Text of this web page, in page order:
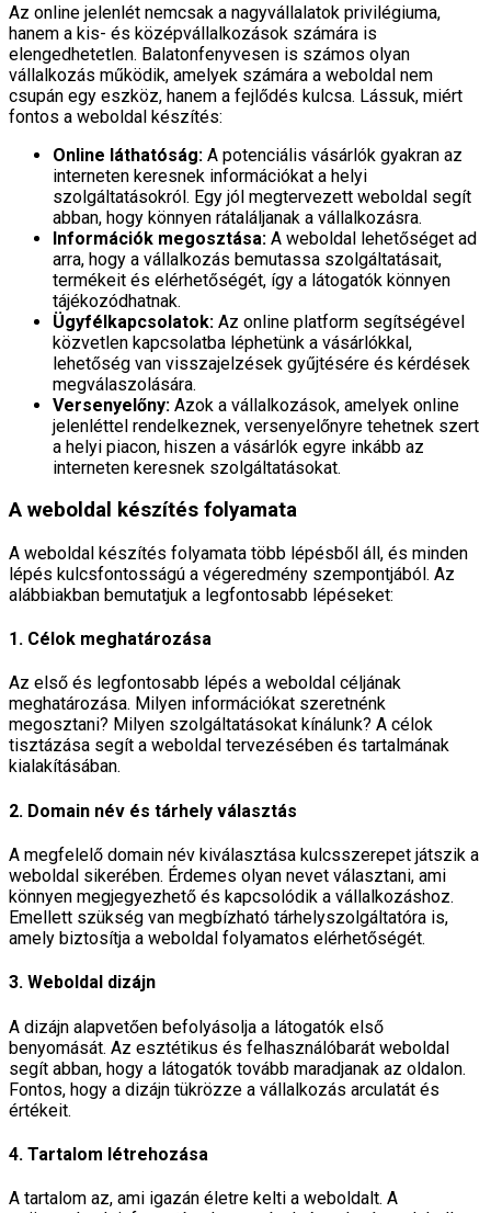
Az online jelenlét nemcsak a nagyvállalatok privilégiuma,
hanem a kis- és középvállalkozások számára is
elengedhetetlen. Balatonfenyvesen is számos olyan
vállalkozás működik, amelyek számára a weboldal nem
csupán egy eszköz, hanem a fejlődés kulcsa. Lássuk, miért
fontos a weboldal készítés:
Online láthatóság: A potenciális vásárlók gyakran az
interneten keresnek információkat a helyi
szolgáltatásokról. Egy jól megtervezett weboldal segít
abban, hogy könnyen rátaláljanak a vállalkozásra.
Információk megosztása: A weboldal lehetőséget ad
arra, hogy a vállalkozás bemutassa szolgáltatásait,
termékeit és elérhetőségét, így a látogatók könnyen
tájékozódhatnak.
Ügyfélkapcsolatok: Az online platform segítségével
közvetlen kapcsolatba léphetünk a vásárlókkal,
lehetőség van visszajelzések gyűjtésére és kérdések
megválaszolására.
Versenyelőny: Azok a vállalkozások, amelyek online
jelenléttel rendelkeznek, versenyelőnyre tehetnek szert
a helyi piacon, hiszen a vásárlók egyre inkább az
interneten keresnek szolgáltatásokat.
A weboldal készítés folyamata
A weboldal készítés folyamata több lépésből áll, és minden
lépés kulcsfontosságú a végeredmény szempontjából. Az
alábbiakban bemutatjuk a legfontosabb lépéseket:
1. Célok meghatározása
Az első és legfontosabb lépés a weboldal céljának
meghatározása. Milyen információkat szeretnénk
megosztani? Milyen szolgáltatásokat kínálunk? A célok
tisztázása segít a weboldal tervezésében és tartalmának
kialakításában.
2. Domain név és tárhely választás
A megfelelő domain név kiválasztása kulcsszerepet játszik a
weboldal sikerében. Érdemes olyan nevet választani, ami
könnyen megjegyezhető és kapcsolódik a vállalkozáshoz.
Emellett szükség van megbízható tárhelyszolgáltatóra is,
amely biztosítja a weboldal folyamatos elérhetőségét.
3. Weboldal dizájn
A dizájn alapvetően befolyásolja a látogatók első
benyomását. Az esztétikus és felhasználóbarát weboldal
segít abban, hogy a látogatók tovább maradjanak az oldalon.
Fontos, hogy a dizájn tükrözze a vállalkozás arculatát és
értékeit.
4. Tartalom létrehozása
A tartalom az, ami igazán életre kelti a weboldalt. A